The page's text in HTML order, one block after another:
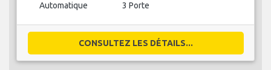
Automatique 3 Porte
CONSULTEZ LES DÉTAILS...